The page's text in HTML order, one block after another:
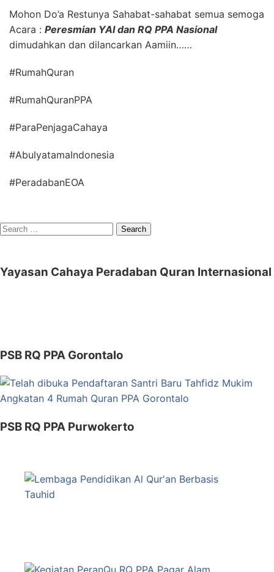
Mohon Do’a Restunya Sahabat-sahabat semua semoga
Acara : Peresmian YAI dan RQ PPA Nasional
dimudahkan dan dilancarkan Aamiin……
#RumahQuran
#RumahQuranPPA
#ParaPenjagaCahaya
#AbulyatamaIndonesia
#PeradabanEOA
Search
Yayasan Cahaya Peradaban Quran Internasional
PSB RQ PPA Gorontalo
PSB RQ PPA Purwokerto